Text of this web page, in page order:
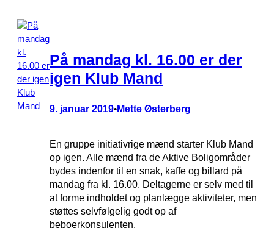
På mandag kl. 16.00 er der
igen Klub Mand
9. januar 2019•Mette Østerberg
En gruppe initiativrige mænd starter Klub Mand
op igen. Alle mænd fra de Aktive Boligområder
bydes indenfor til en snak, kaffe og billard på
mandag fra kl. 16.00. Deltagerne er selv med til
at forme indholdet og planlægge aktiviteter, men
støttes selvfølgelig godt op af
beboerkonsulenten.